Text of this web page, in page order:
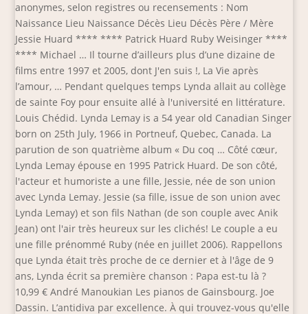
anonymes, selon registres ou recensements : Nom
Naissance Lieu Naissance Décès Lieu Décès Père / Mère
Jessie Huard **** **** Patrick Huard Ruby Weisinger ****
**** Michael … Il tourne d’ailleurs plus d’une dizaine de
films entre 1997 et 2005, dont J'en suis !, La Vie après
l’amour, … Pendant quelques temps Lynda allait au collège
de sainte Foy pour ensuite allé à l'université en littérature.
Louis Chédid. Lynda Lemay is a 54 year old Canadian Singer
born on 25th July, 1966 in Portneuf, Quebec, Canada. La
parution de son quatrième album « Du coq … Côté cœur,
Lynda Lemay épouse en 1995 Patrick Huard. De son côté,
l'acteur et humoriste a une fille, Jessie, née de son union
avec Lynda Lemay. Jessie (sa fille, issue de son union avec
Lynda Lemay) et son fils Nathan (de son couple avec Anik
Jean) ont l'air très heureux sur les clichés! Le couple a eu
une fille prénommé Ruby (née en juillet 2006). Rappellons
que Lynda était très proche de ce dernier et à l'âge de 9
ans, Lynda écrit sa première chanson : Papa est-tu là ?
10,99 € André Manoukian Les pianos de Gainsbourg. Joe
Dassin. L’antidiva par excellence. À qui trouvez-vous qu'elle